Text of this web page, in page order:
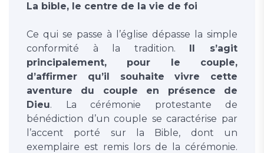
La bible, le centre de la vie de foi
Ce qui se passe à l’église dépasse la simple
conformité à la tradition. Il s’agit
principalement, pour le couple,
d’affirmer qu’il souhaite vivre cette
aventure du couple en présence de
Dieu. La cérémonie protestante de
bénédiction d’un couple se caractérise par
l’accent porté sur la Bible, dont un
exemplaire est remis lors de la cérémonie.